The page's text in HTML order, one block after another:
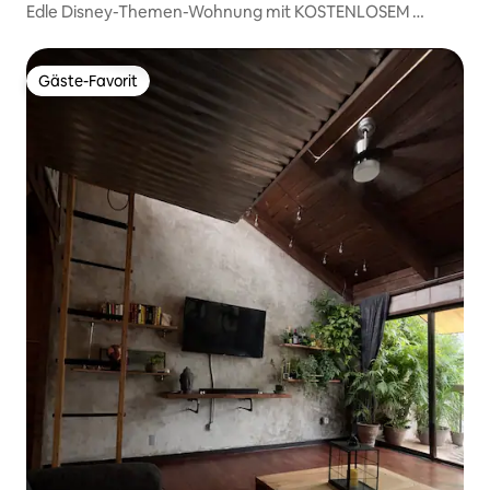
Edle Disney-Themen-Wohnung mit KOSTENLOSEM
Gäste-Favorit
Gäste-Favorit